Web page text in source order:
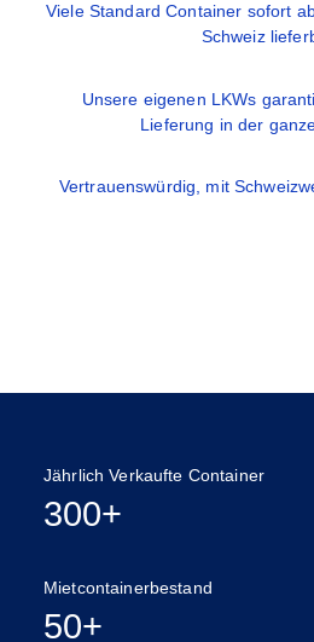
Viele Standard Container sofort
Schweiz
Unsere eigenen LKWs
Lieferung in der
Vertrauenswürdig, mit
Jährlich Verkaufte Container
300+
Mietcontainerbestand
50+